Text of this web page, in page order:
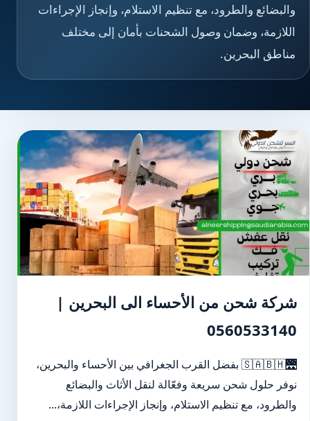
والبضائع والطرود، مع تنظيم الاستلام، وإنجاز الإجراءات
اللازمة، وضمان وصول الشحنات بأمان إلى مختلف
مناطق البحرين.
شركة شحن من الأحساء الى البحرين |
0560533140
🌉🇸🇦🇧🇭 بفضل القرب الجغرافي بين الأحساء والبحرين،
نوفر حلول شحن سريعة وفعّالة لنقل الأثاث والبضائع
والطرود، مع تنظيم الاستلام، وإنجاز الإجراءات اللازمة،...